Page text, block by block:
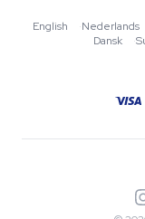
Strumenti e
English
·Nederlands
Dansk
·